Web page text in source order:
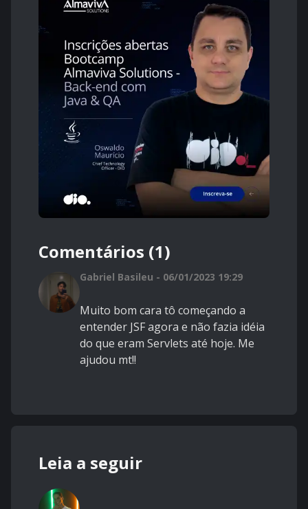
Comentários (1)
Gabriel Basileu - 06/01/2023 19:29
Muito bom cara tô começando a
entender JSF agora e não fazia idéia
do que eram Servlets até hoje. Me
ajudou mt!!
Leia a seguir